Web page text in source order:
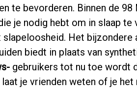
te bevorderen. Binnen de
je nodig hebt om in slaap te
Het bijzondere
biedt in plaats van
gebruikers tot nu toe wordt
je vrienden weten of je